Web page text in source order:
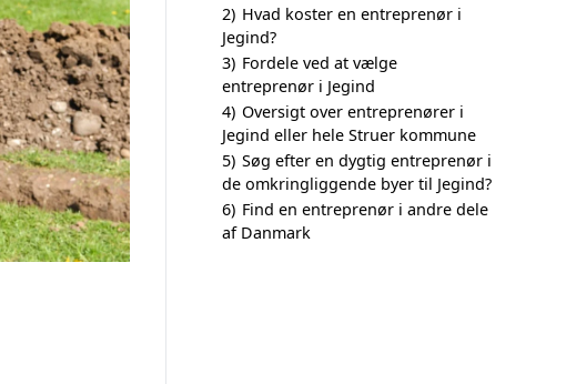
2) Hvad koster en entreprenør i
Jegind?
3) Fordele ved at vælge
entreprenør i Jegind
4) Oversigt over entreprenører i
Jegind eller hele Struer kommune
5) Søg efter en dygtig entreprenør i
de omkringliggende byer til Jegind?
6) Find en entreprenør i andre dele
af Danmark